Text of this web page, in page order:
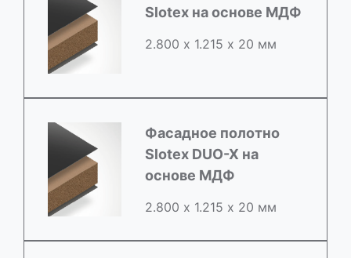
Slotex на основе МДФ
2.800 х 1.215 х 20 мм
Фасадное полотно
Slotex DUO-X на
основе МДФ
2.800 х 1.215 х 20 мм